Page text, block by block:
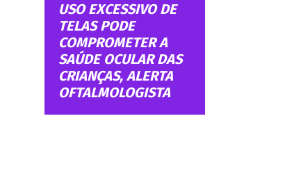
USO EXCESSIVO DE
TELAS PODE
COMPROMETER A
SAÚDE OCULAR DAS
CRIANÇAS, ALERTA
OFTALMOLOGISTA